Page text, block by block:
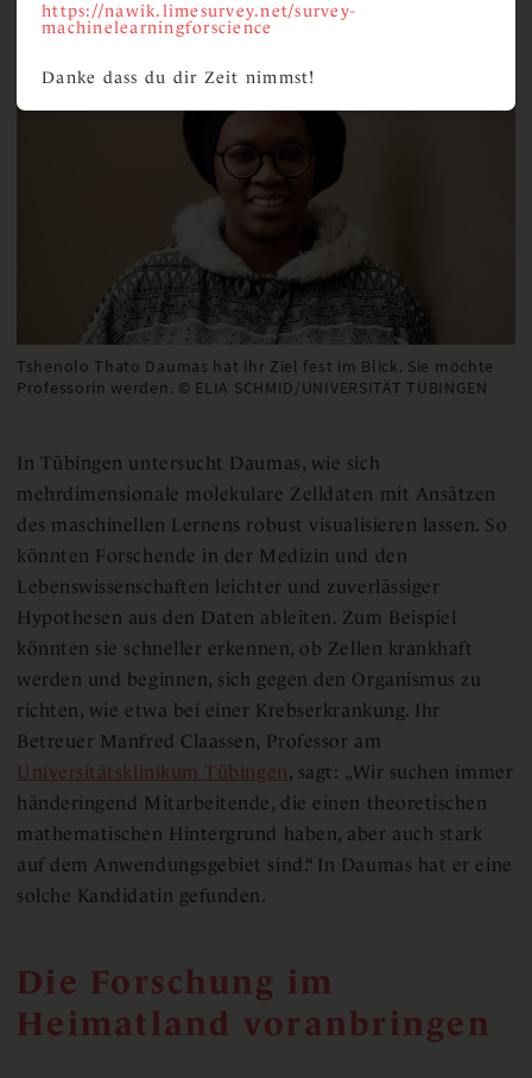
Tshenolo Thato Daumas hat ihr Ziel fest im Blick. Sie möchte
Professorin werden. © ELIA SCHMID/UNIVERSITÄT TÜBINGEN
In Tübingen untersucht Daumas, wie sich
mehrdimensionale molekulare Zelldaten mit Ansätzen
des maschinellen Lernens robust visualisieren lassen. So
könnten Forschende in der Medizin und den
Lebenswissenschaften leichter und zuverlässiger
Hypothesen aus den Daten ableiten. Zum Beispiel
könnten sie schneller erkennen, ob Zellen krankhaft
werden und beginnen, sich gegen den Organismus zu
richten, wie etwa bei einer Krebserkrankung. Ihr
Betreuer Manfred Claassen, Professor am
Universitätsklinikum Tübingen, sagt: „Wir suchen immer
händeringend Mitarbeitende, die einen theoretischen
mathematischen Hintergrund haben, aber auch stark
auf dem Anwendungsgebiet sind.“ In Daumas hat er eine
solche Kandidatin gefunden.
Die Forschung im
Heimatland voranbringen
https://nawik.limesurvey.net/survey-
machinelearningforscience
Danke dass du dir Zeit nimmst!